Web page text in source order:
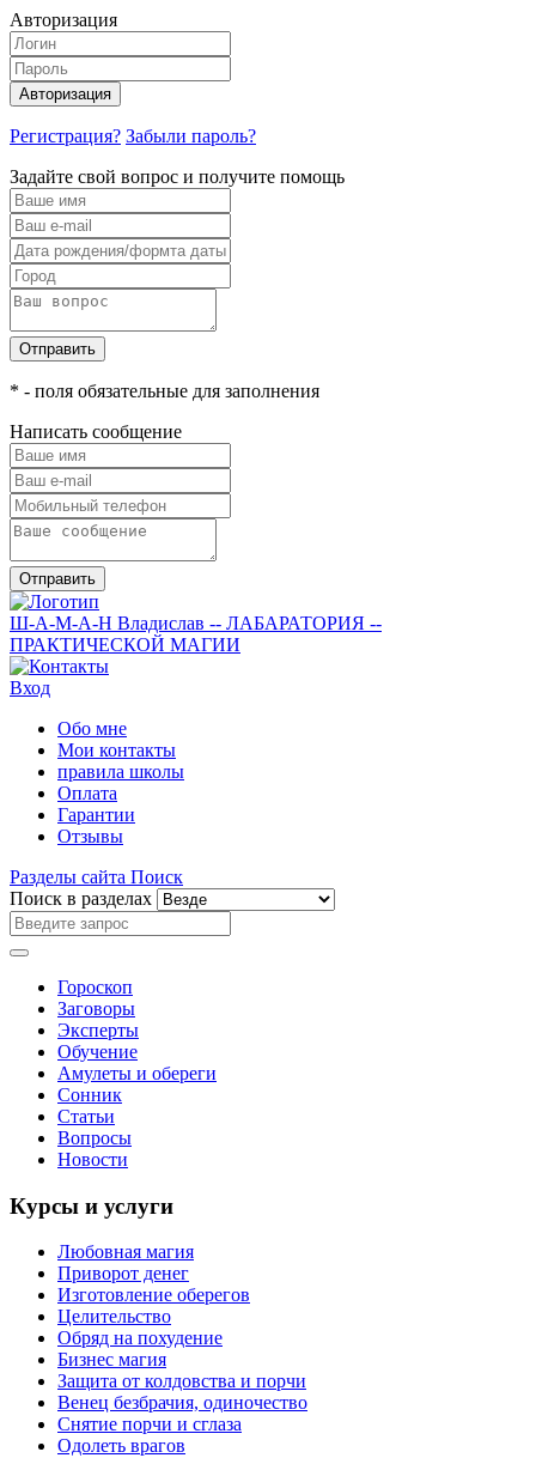
Авторизация
Авторизация
Регистрация? Забыли пароль?
Задайте свой вопрос и получите помощь
Отправить
* - поля обязательные для заполнения
Написать сообщение
Отправить
Ш-А-М-А-Н Владислав -- ЛАБАРАТОРИЯ --
ПРАКТИЧЕСКОЙ МАГИИ
Вход
Обо мне
Мои контакты
правила школы
Оплата
Гарантии
Отзывы
Разделы сайта Поиск
Поиск в разделах
Гороскоп
Заговоры
Эксперты
Обучение
Амулеты и обереги
Сонник
Статьи
Вопросы
Новости
Курсы и услуги
Любовная магия
Приворот денег
Изготовление оберегов
Целительство
Обряд на похудение
Бизнес магия
Защита от колдовства и порчи
Венец безбрачия, одиночество
Снятие порчи и сглаза
Одолеть врагов